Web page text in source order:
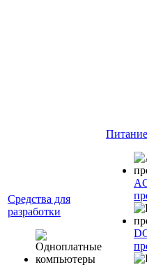
Средства для
разработки
Питание